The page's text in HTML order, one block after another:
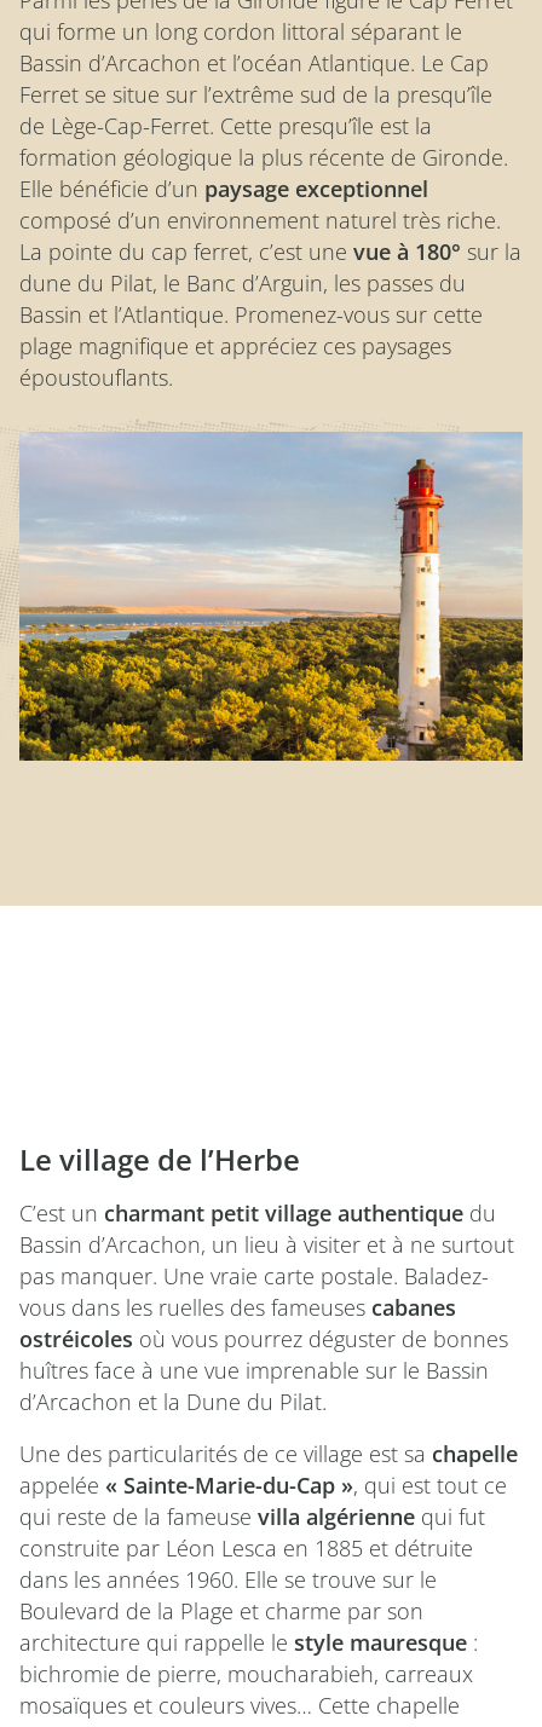
qui forme un long cordon littoral séparant le
Bassin d’Arcachon et l’océan Atlantique. Le Cap
Ferret se situe sur l’extrême sud de la presqu’île
de Lège-Cap-Ferret. Cette presqu’île est la
formation géologique la plus récente de Gironde.
Elle bénéficie d’un paysage exceptionnel
composé d’un environnement naturel très riche.
La pointe du cap ferret, c’est une vue à 180° sur la
dune du Pilat, le Banc d’Arguin, les passes du
Bassin et l’Atlantique. Promenez-vous sur cette
plage magnifique et appréciez ces paysages
époustouflants.
Le village de l’Herbe
C’est un charmant petit village authentique du
Bassin d’Arcachon, un lieu à visiter et à ne surtout
pas manquer. Une vraie carte postale. Baladez-
vous dans les ruelles des fameuses cabanes
ostréicoles où vous pourrez déguster de bonnes
huîtres face à une vue imprenable sur le Bassin
d’Arcachon et la Dune du Pilat.
Une des particularités de ce village est sa chapelle
appelée « Sainte-Marie-du-Cap », qui est tout ce
qui reste de la fameuse villa algérienne qui fut
construite par Léon Lesca en 1885 et détruite
dans les années 1960. Elle se trouve sur le
Boulevard de la Plage et charme par son
architecture qui rappelle le style mauresque :
bichromie de pierre, moucharabieh, carreaux
mosaïques et couleurs vives… Cette chapelle